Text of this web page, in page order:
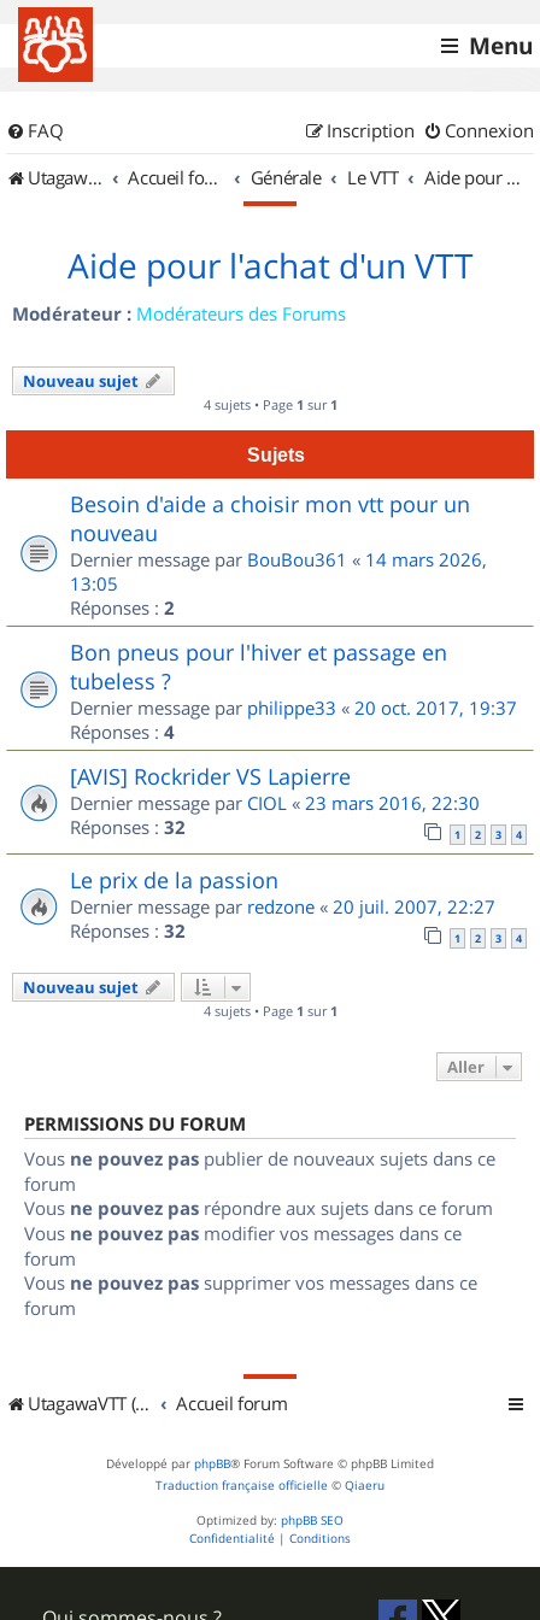
Menu
FAQ Connexion
Inscription
UtagawaVTT (Randos VTT et VTTAE avec traces GPS)
Accueil forum Générale Le VTT Aide pour l'achat d'un VTT
Aide pour l'achat d'un VTT
Modérateur : Modérateurs des Forums
Nouveau sujet
4 sujets • Page 1 sur 1
Sujets
Besoin d'aide a choisir mon vtt pour un
nouveau
Dernier message par BouBou361 « 14 mars 2026,
13:05
Réponses : 2
Bon pneus pour l'hiver et passage en
tubeless ?
Dernier message par philippe33 « 20 oct. 2017, 19:37
Réponses : 4
[AVIS] Rockrider VS Lapierre
Dernier message par CIOL « 23 mars 2016, 22:30
Réponses : 32 1 2 3 4
Le prix de la passion
Dernier message par redzone « 20 juil. 2007, 22:27
Réponses : 32 1 2 3 4
Nouveau sujet
4 sujets • Page 1 sur 1
Aller
PERMISSIONS DU FORUM
Vous ne pouvez pas publier de nouveaux sujets dans ce
forum
Vous ne pouvez pas répondre aux sujets dans ce forum
Vous ne pouvez pas modifier vos messages dans ce
forum
Vous ne pouvez pas supprimer vos messages dans ce
forum
UtagawaVTT (Randos VTT et VTTAE avec traces GPS) Accueil forum
Développé par phpBB® Forum Software © phpBB Limited
Traduction française officielle © Qiaeru
Optimized by: phpBB SEO
Confidentialité | Conditions